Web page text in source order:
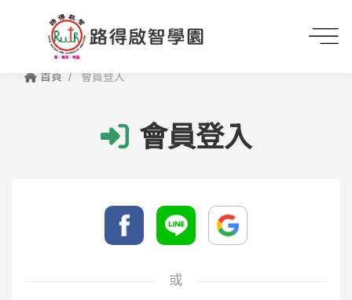
首頁 會員登入
會員登入
或